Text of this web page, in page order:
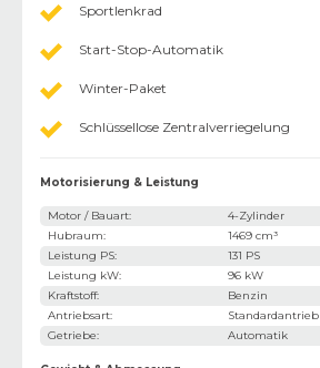
Sportlenkrad
Start-Stop-Automatik
Winter-Paket
Schlüssellose Zentralverriegelung
Motorisierung & Leistung
Motor / Bauart:
4-Zylinder
Hubraum:
1469 cm³
Leistung PS:
131 PS
Leistung kW:
96 kW
Kraftstoff:
Benzin
Antriebsart:
Standardantrieb
Getriebe: Automatik